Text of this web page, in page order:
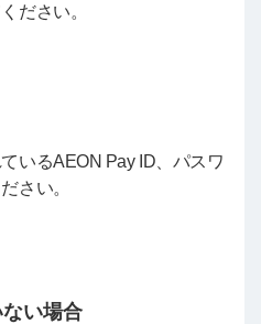
ださい。
いるAEON Pay ID、パスワ
さい。
い場合